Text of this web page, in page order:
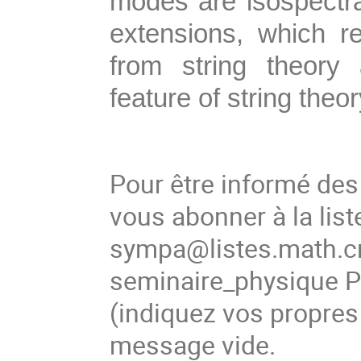
extensions, which
from string theory
feature of string
Pour être informé
vous abonner à la
seminaire_physique
(indiquez vos
message vide.